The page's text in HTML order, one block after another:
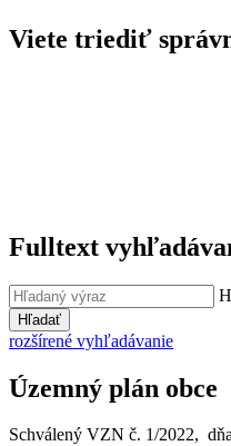
Viete triediť
Fulltext
Hľadať
rozšírené vyhľadávanie
Územný plán obce
Schválený VZN č. 1/2022,